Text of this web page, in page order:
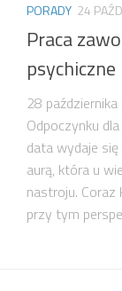
PORADY 24
Praca
psychiczne
28
Odpoczynku
data wydaje
aurą, która u
nastroju. Coraz
przy tym